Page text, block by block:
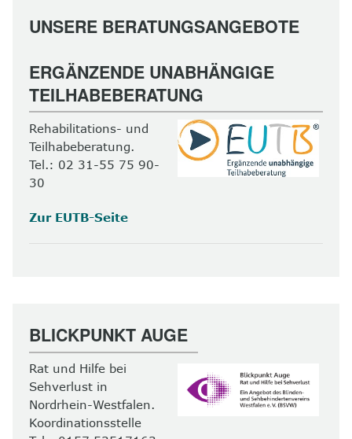
UNSERE BERATUNGSANGEBOTE
ERGÄNZENDE UNABHÄNGIGE
TEILHABEBERATUNG
Rehabilitations- und
Teilhabeberatung.
Tel.: 02 31-55 75 90-
30
Zur EUTB-Seite
BLICKPUNKT AUGE
Rat und Hilfe bei
Sehverlust in
Nordrhein-Westfalen.
Koordinationsstelle